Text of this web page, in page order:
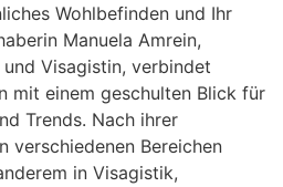
Wohlbefinden und Ihr
Manuela Amrein,
Visagistin, verbindet
mit einem geschulten Blick für
Trends. Nach ihrer
verschiedenen Bereichen
in Visagistik,